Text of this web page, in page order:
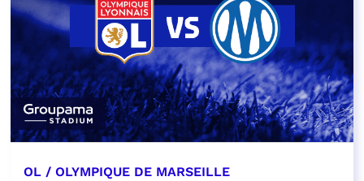
OL / OLYMPIQUE DE MARSEILLE